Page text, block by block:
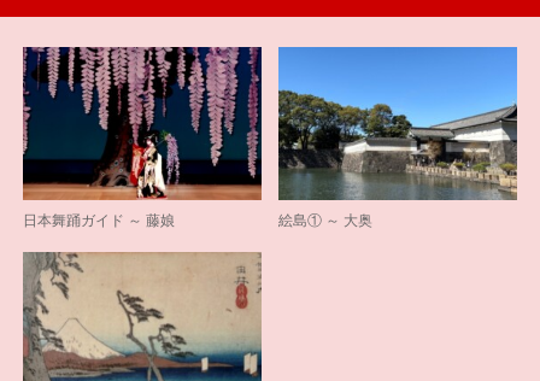
日本舞踊ガイド ～ 藤娘 絵島① ～ 大奥